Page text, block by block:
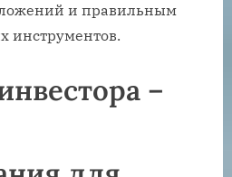
и правильным
инструментов.
–